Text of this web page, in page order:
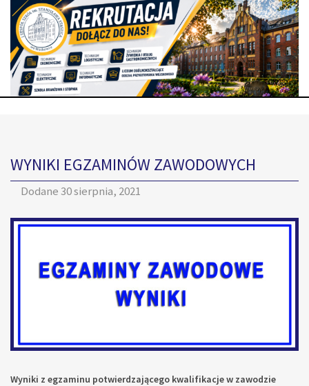
WYNIKI EGZAMINÓW ZAWODOWYCH
Dodane30 sierpnia, 2021
Wyniki z egzaminu potwierdzającego kwalifikacje w zawodzie